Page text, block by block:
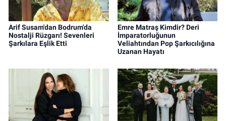
Arif Susam'dan Bodrum'da
Nostalji Rüzgarı! Sevenleri
Şarkılara Eşlik Etti
Emre Matraş Kimdir? Deri
İmparatorluğunun
Veliahtından Pop Şarkıcılığına
Uzanan Hayatı